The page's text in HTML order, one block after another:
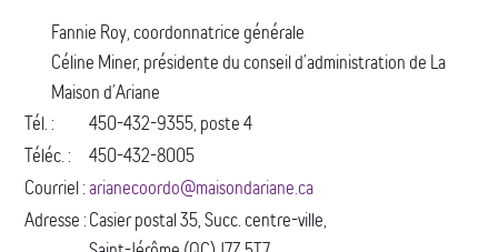
Fannie Roy, coordonnatrice générale
Céline Miner, présidente du conseil d’administration de La
Maison d’Ariane
Tél. :
450-432-9355, poste 4
Téléc. :
450-432-8005
Courriel :arianecoordo@maisondariane.ca
Adresse :Casier postal 35, Succ. centre-ville,